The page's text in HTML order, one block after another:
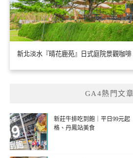
新北淡水『晴花鹿苑』日式庭院景觀咖啡
GA4熱門文章
新莊牛排吃到飽｜平日99元
格、丹鳳站美食